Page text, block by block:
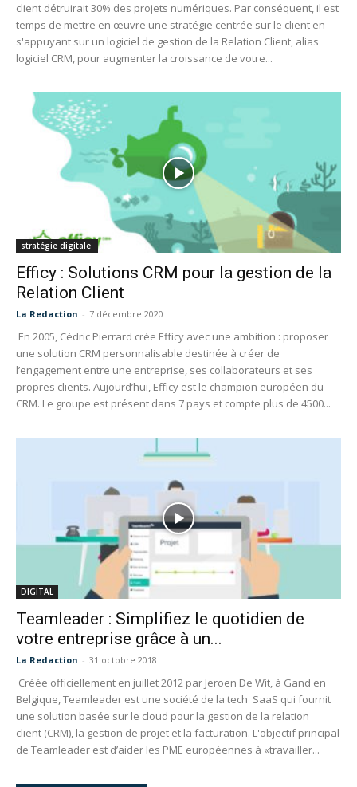
client détruirait 30% des projets numériques. Par conséquent, il est
temps de mettre en œuvre une stratégie centrée sur le client en
s'appuyant sur un logiciel de gestion de la Relation Client, alias
logiciel CRM, pour augmenter la croissance de votre...
stratégie digitale
Efficy : Solutions CRM pour la gestion de la
Relation Client
La Redaction - 7 décembre 2020
En 2005, Cédric Pierrard crée Efficy avec une ambition : proposer
une solution CRM personnalisable destinée à créer de
l’engagement entre une entreprise, ses collaborateurs et ses
propres clients. Aujourd’hui, Efficy est le champion européen du
CRM. Le groupe est présent dans 7 pays et compte plus de 4500...
DIGITAL
Teamleader : Simplifiez le quotidien de
votre entreprise grâce à un...
La Redaction - 31 octobre 2018
Créée officiellement en juillet 2012 par Jeroen De Wit, à Gand en
Belgique, Teamleader est une société de la tech' SaaS qui fournit
une solution basée sur le cloud pour la gestion de la relation
client (CRM), la gestion de projet et la facturation. L'objectif principal
de Teamleader est d’aider les PME européennes à «travailler...